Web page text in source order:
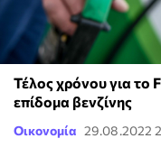
Τέλος χρόνου για το
επίδομα βενζίνης
Οικονομία 29.08.2022